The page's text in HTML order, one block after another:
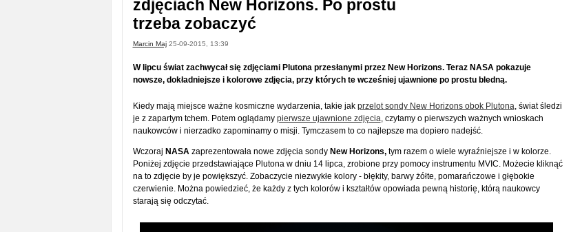
zdjęciach New Horizons. Po prostu
trzeba zobaczyć
Marcin Maj25-09-2015, 13:39
W lipcu świat zachwycał się zdjęciami Plutona przesłanymi przez New Horizons. Teraz NASA pokazuje
nowsze, dokładniejsze i kolorowe zdjęcia, przy których te wcześniej ujawnione po prostu bledną.
Kiedy mają miejsce ważne kosmiczne wydarzenia, takie jak przelot sondy New Horizons obok Plutona, świat śledzi
je z zapartym tchem. Potem oglądamy pierwsze ujawnione zdjęcia, czytamy o pierwszych ważnych wnioskach
naukowców i nierzadko zapominamy o misji. Tymczasem to co najlepsze ma dopiero nadejść.
Wczoraj NASAzaprezentowała nowe zdjęcia sondy New Horizons,tym razem o wiele wyraźniejsze i w kolorze.
Poniżej zdjęcie przedstawiające Plutona w dniu 14 lipca, zrobione przy pomocy instrumentu MVIC. Możecie kliknąć
na to zdjęcie by je powiększyć. Zobaczycie niezwykłe kolory - błękity, barwy żółte, pomarańczowe i głębokie
czerwienie. Można powiedzieć, że każdy z tych kolorów i kształtów opowiada pewną historię, którą naukowcy
starają się odczytać.